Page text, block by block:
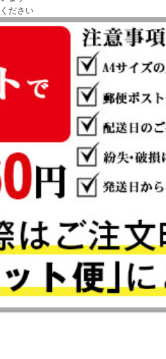
ださい